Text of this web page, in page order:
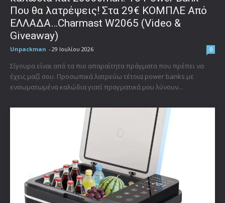
Που θα λατρέψεις! Στα 29€ ΚΟΜΠΛΕ Από
ΕΛΛΑΔΑ…Charmast W2065 (Video &
Giveaway)
Unpackman - 29 Ιουλίου 2026 0
Σίγουρα είναι από τα πιο απαραίτητα πράγματα που πρέπει να
έχεις μαζί σου. Προσωπικά λατρεύω τέτοια power banks με
ενσωματωμένα καλώδια γιατί πραγματικά μου λύνουν...